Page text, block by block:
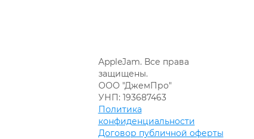
AppleJam. Все права
защищены.
ООО "ДжемПро"
УНП: 193687463
Политика
конфиденциальности
Договор публичной оферты